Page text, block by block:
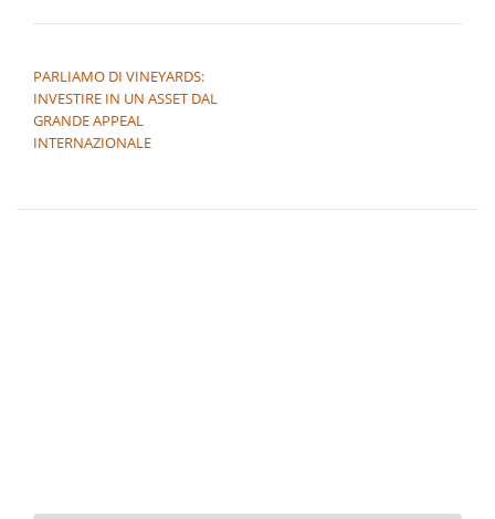
PARLIAMO DI VINEYARDS:
INVESTIRE IN UN ASSET DAL
GRANDE APPEAL
INTERNAZIONALE